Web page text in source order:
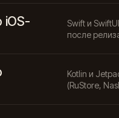
iOS-
Swift и
после
Kotlin и
(RuStore,